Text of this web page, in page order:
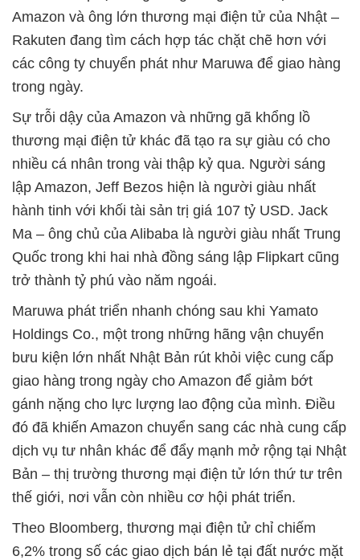
Amazon và ông lớn thương mại điện tử của Nhật –
Rakuten đang tìm cách hợp tác chặt chẽ hơn với
các công ty chuyển phát như Maruwa để giao hàng
trong ngày.
Sự trỗi dậy của Amazon và những gã khổng lồ
thương mại điện tử khác đã tạo ra sự giàu có cho
nhiều cá nhân trong vài thập kỷ qua. Người sáng
lập Amazon, Jeff Bezos hiện là người giàu nhất
hành tinh với khối tài sản trị giá 107 tỷ USD. Jack
Ma – ông chủ của Alibaba là người giàu nhất Trung
Quốc trong khi hai nhà đồng sáng lập Flipkart cũng
trở thành tỷ phú vào năm ngoái.
Maruwa phát triển nhanh chóng sau khi Yamato
Holdings Co., một trong những hãng vận chuyển
bưu kiện lớn nhất Nhật Bản rút khỏi việc cung cấp
giao hàng trong ngày cho Amazon để giảm bớt
gánh nặng cho lực lượng lao động của mình. Điều
đó đã khiến Amazon chuyển sang các nhà cung cấp
dịch vụ tư nhân khác để đẩy mạnh mở rộng tại Nhật
Bản – thị trường thương mại điện tử lớn thứ tư trên
thế giới, nơi vẫn còn nhiều cơ hội phát triển.
Theo Bloomberg, thương mại điện tử chỉ chiếm
6,2% trong số các giao dịch bán lẻ tại đất nước mặt